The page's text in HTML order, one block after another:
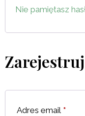
Nie pamiętasz
Adres email *